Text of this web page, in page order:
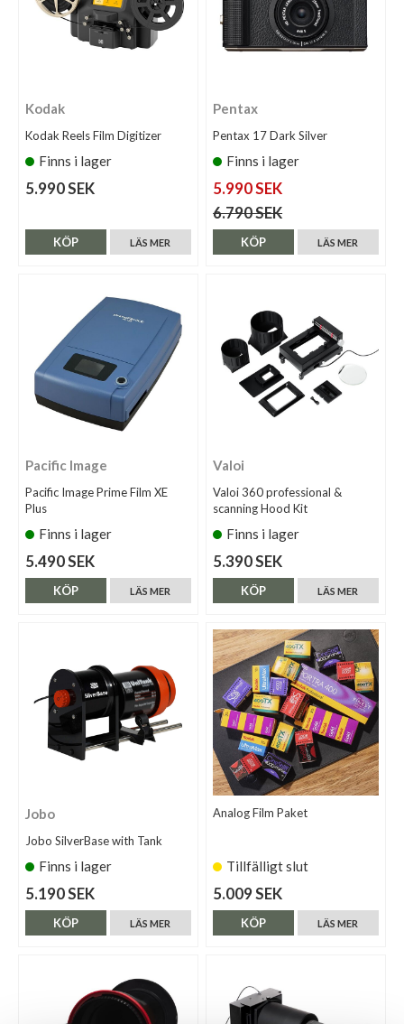
Kodak
Kodak Reels Film Digitizer
Finns i lager
5.990 SEK
LÄS MER
KÖP
Pentax
Pentax 17 Dark Silver
Finns i lager
5.990 SEK
6.790 SEK
LÄS MER
KÖP
Pacific Image
Pacific Image Prime Film XE
Plus
Finns i lager
5.490 SEK
LÄS MER
KÖP
Valoi
Valoi 360 professional &
scanning Hood Kit
Finns i lager
5.390 SEK
LÄS MER
KÖP
Jobo
Jobo SilverBase with Tank
Finns i lager
5.190 SEK
LÄS MER
KÖP
Analog Film Paket
Tillfälligt slut
5.009 SEK
LÄS MER
KÖP